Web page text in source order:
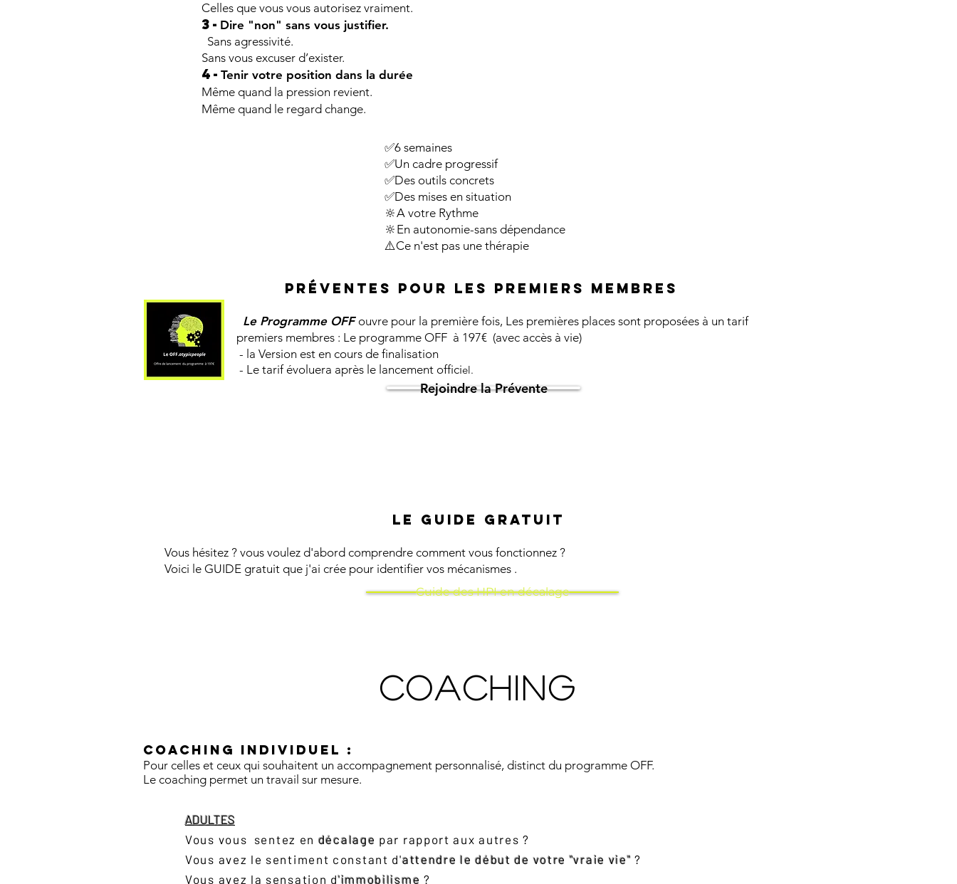
Celles que vous vous autorisez vraiment.
​3- Dire "non" sans vous justifier.
​ Sans agressivité.
Sans vous excuser d’exister.
4- Tenir votre position dans la durée
​Même quand la pression revient.
Même quand le regard change.
✅6 semaines
✅Un cadre progressif
✅Des outils concrets
✅Des mises en situation
🔆A votre Rythme
🔆En autonomie-sans dépendance
⚠️Ce n'est pas une thérapie
PRÉVENTES POUR LES PREMIERS MEMBRES
Le Programme OFF ouvre pour la première fois, Les premières places sont proposées à un tarif
premiers membres : Le programme OFF à 197€ (avec accès à vie)
- la Version est en cours de finalisation
- Le tarif évoluera après le lancement officiel.
Rejoindre la Prévente
LE GUIDE GRATUIT
Vous hésitez ? vous voulez d'abord comprendre comment vous fonctionnez ?
Voici le GUIDE gratuit que j'ai crée pour identifier vos mécanismes .
Guide des HPI en décalage
COACHING
Coaching Individuel :
Pour celles et ceux qui souhaitent un accompagnement personnalisé, distinct du programme OFF.
Le coaching permet un travail sur mesure.
ADULTES
Vous vous sentez en décalage par rapport aux autres ?
Vous avez le sentiment constant d'attendre le début de votre "vraie vie" ?
Vous avez la sensation d'immobilisme ?